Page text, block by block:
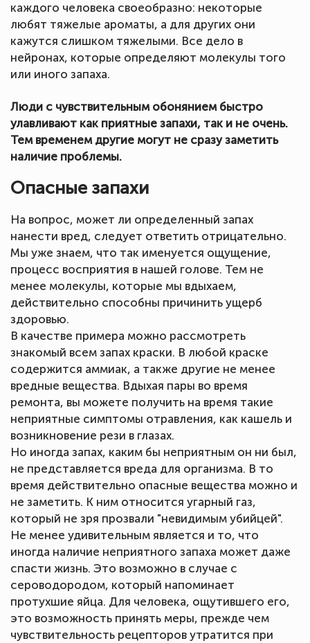
каждого человека своеобразно: некоторые
любят тяжелые ароматы, а для других они
кажутся слишком тяжелыми. Все дело в
нейронах, которые определяют молекулы того
или иного запаха.
Люди с чувствительным обонянием быстро
улавливают как приятные запахи, так и не очень.
Тем временем другие могут не сразу заметить
наличие проблемы.
Опасные запахи
На вопрос, может ли определенный запах
нанести вред, следует ответить отрицательно.
Мы уже знаем, что так именуется ощущение,
процесс восприятия в нашей голове. Тем не
менее молекулы, которые мы вдыхаем,
действительно способны причинить ущерб
здоровью.
В качестве примера можно рассмотреть
знакомый всем запах краски. В любой краске
содержится аммиак, а также другие не менее
вредные вещества. Вдыхая пары во время
ремонта, вы можете получить на время такие
неприятные симптомы отравления, как кашель и
возникновение рези в глазах.
Но иногда запах, каким бы неприятным он ни был,
не представляется вреда для организма. В то
время действительно опасные вещества можно и
не заметить. К ним относится угарный газ,
который не зря прозвали "невидимым убийцей".
Не менее удивительным является и то, что
иногда наличие неприятного запаха может даже
спасти жизнь. Это возможно в случае с
сероводородом, который напоминает
протухшие яйца. Для человека, ощутившего его,
это возможность принять меры, прежде чем
чувствительность рецепторов утратится при